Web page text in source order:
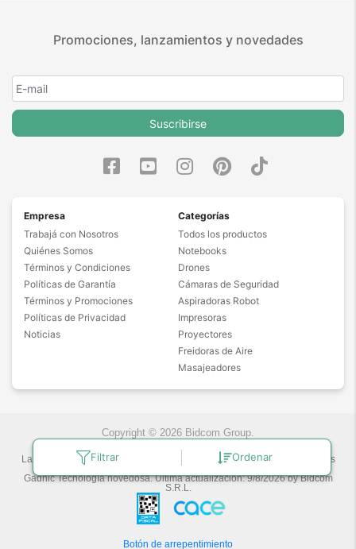
Filtrar Ordenar
Promociones, lanzamientos y novedades
Suscribirse
Empresa
Trabajá con Nosotros
Quiénes Somos
Términos y Condiciones
Políticas de Garantía
Términos y Promociones
Políticas de Privacidad
Noticias
Categorías
Todos los productos
Notebooks
Drones
Cámaras de Seguridad
Aspiradoras Robot
Impresoras
Proyectores
Freidoras de Aire
Masajeadores
Copyright © 2026 Bidcom Group.
Las fotos son a modo ilustrativo. La venta de cualquiera de los productos
publicados está sujeta a la verificación de stock.
Gadnic Tecnología novedosa.Última actualización:9/8/2026byBidcom
S.R.L.
Botón de arrepentimiento